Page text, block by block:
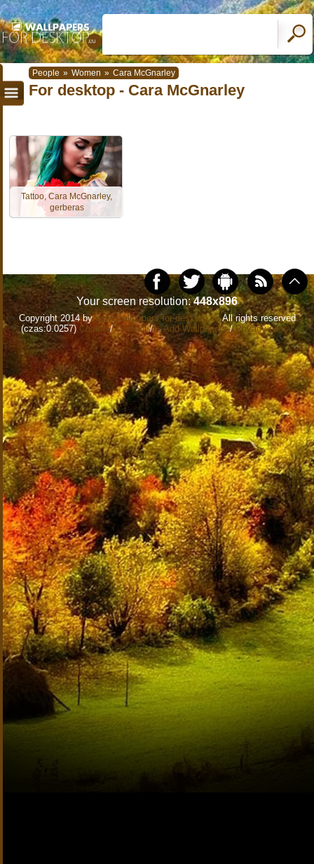
People » Women » Cara McGnarley
For desktop - Cara McGnarley
Tattoo, Cara McGnarley,
gerberas
Your screen resolution:448x896
Copyright 2014 bywww.wallpapers-for-desktop.euAll rights reserved
(czas:0.0257) Cookie/Contact/+ Add Wallpapers/Privacy policy